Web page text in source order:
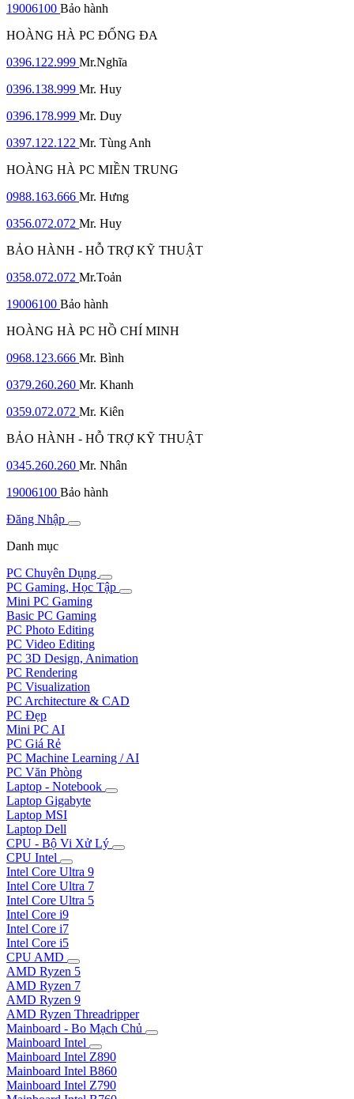
19006100 Bảo hành
HOÀNG HÀ PC ĐỐNG ĐA
0396.122.999 Mr.Nghĩa
0396.138.999 Mr. Huy
0396.178.999 Mr. Duy
0397.122.122 Mr. Tùng Anh
HOÀNG HÀ PC MIỀN TRUNG
0988.163.666 Mr. Hưng
0356.072.072 Mr. Huy
BẢO HÀNH - HỖ TRỢ KỸ THUẬT
0358.072.072 Mr.Toản
19006100 Bảo hành
HOÀNG HÀ PC HỒ CHÍ MINH
0968.123.666 Mr. Bình
0379.260.260 Mr. Khanh
0359.072.072 Mr. Kiên
BẢO HÀNH - HỖ TRỢ KỸ THUẬT
0345.260.260 Mr. Nhân
19006100 Bảo hành
Đăng Nhập
Danh mục
PC Chuyên Dụng
PC Gaming, Học Tập
Mini PC Gaming
Basic PC Gaming
PC Photo Editing
PC Video Editing
PC 3D Design, Animation
PC Rendering
PC Visualization
PC Architecture & CAD
PC Đẹp
Mini PC AI
PC Giá Rẻ
PC Machine Learning / AI
PC Văn Phòng
Laptop - Notebook
Laptop Gigabyte
Laptop MSI
Laptop Dell
CPU - Bộ Vi Xử Lý
CPU Intel
Intel Core Ultra 9
Intel Core Ultra 7
Intel Core Ultra 5
Intel Core i9
Intel Core i7
Intel Core i5
CPU AMD
AMD Ryzen 5
AMD Ryzen 7
AMD Ryzen 9
AMD Ryzen Threadripper
Mainboard - Bo Mạch Chủ
Mainboard Intel
Mainboard Intel Z890
Mainboard Intel B860
Mainboard Intel Z790